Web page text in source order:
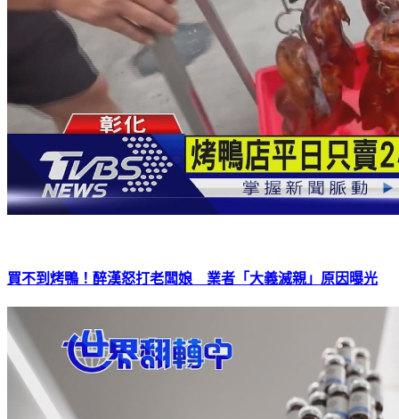
買不到烤鴨！醉漢怒打老闆娘 業者「大義滅親」原因曝光